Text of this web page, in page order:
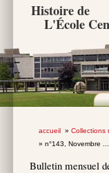
Histoire de
L'École
accueil» Collections
» n°143, Novembre
Bulletin mensuel